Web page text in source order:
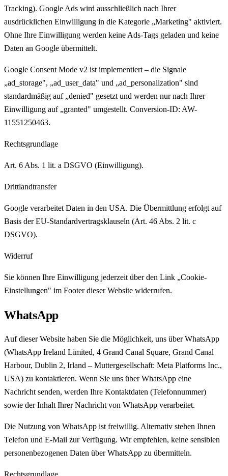
Tracking). Google Ads wird ausschließlich nach Ihrer
ausdrücklichen Einwilligung in die Kategorie „Marketing" aktiviert.
Ohne Ihre Einwilligung werden keine Ads-Tags geladen und keine
Daten an Google übermittelt.
Google Consent Mode v2 ist implementiert – die Signale
„ad_storage", „ad_user_data" und „ad_personalization" sind
standardmäßig auf „denied" gesetzt und werden nur nach Ihrer
Einwilligung auf „granted" umgestellt. Conversion-ID: AW-
11551250463.
Rechtsgrundlage
Art. 6 Abs. 1 lit. a DSGVO (Einwilligung).
Drittlandtransfer
Google verarbeitet Daten in den USA. Die Übermittlung erfolgt auf
Basis der EU-Standardvertragsklauseln (Art. 46 Abs. 2 lit. c
DSGVO).
Widerruf
Sie können Ihre Einwilligung jederzeit über den Link „Cookie-
Einstellungen" im Footer dieser Website widerrufen.
WhatsApp
Auf dieser Website haben Sie die Möglichkeit, uns über WhatsApp
(WhatsApp Ireland Limited, 4 Grand Canal Square, Grand Canal
Harbour, Dublin 2, Irland – Muttergesellschaft: Meta Platforms Inc.,
USA) zu kontaktieren. Wenn Sie uns über WhatsApp eine
Nachricht senden, werden Ihre Kontaktdaten (Telefonnummer)
sowie der Inhalt Ihrer Nachricht von WhatsApp verarbeitet.
Die Nutzung von WhatsApp ist freiwillig. Alternativ stehen Ihnen
Telefon und E-Mail zur Verfügung. Wir empfehlen, keine sensiblen
personenbezogenen Daten über WhatsApp zu übermitteln.